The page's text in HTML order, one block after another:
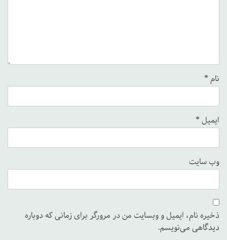
نام*
ایمیل*
وب‌ سایت
ذخیره نام، ایمیل و وبسایت من در مرورگر برای زمانی که دوباره
دیدگاهی می‌نویسم.